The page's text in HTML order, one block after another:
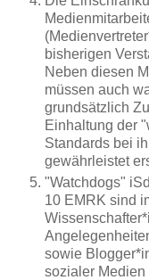
bisherigen
Neben diesen
müssen auch
grundsätzlich
Einhaltung der
Standards bei
gewährleistet
"Watchdogs"
10 EMRK sind
sowie
sozialer Medien